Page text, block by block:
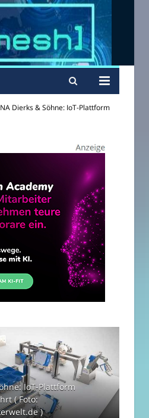
Dierks & Söhne: IoT-Plattform
IoT-Plattform
( Foto:
)